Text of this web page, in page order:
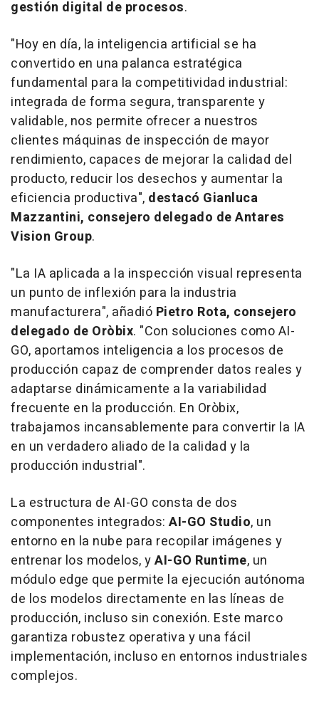
gestión digital de procesos.
"Hoy en día, la inteligencia artificial se ha
convertido en una palanca estratégica
fundamental para la competitividad industrial:
integrada de forma segura, transparente y
validable, nos permite ofrecer a nuestros
clientes máquinas de inspección de mayor
rendimiento, capaces de mejorar la calidad del
producto, reducir los desechos y aumentar la
eficiencia productiva", destacó Gianluca
Mazzantini, consejero delegado de Antares
Vision Group.
"La IA aplicada a la inspección visual representa
un punto de inflexión para la industria
manufacturera", añadió Pietro Rota, consejero
delegado de Oròbix. "Con soluciones como AI-
GO, aportamos inteligencia a los procesos de
producción capaz de comprender datos reales y
adaptarse dinámicamente a la variabilidad
frecuente en la producción. En Oròbix,
trabajamos incansablemente para convertir la IA
en un verdadero aliado de la calidad y la
producción industrial".
La estructura de AI-GO consta de dos
componentes integrados: AI-GO Studio, un
entorno en la nube para recopilar imágenes y
entrenar los modelos, yAI-GO Runtime, un
módulo edge que permite la ejecución autónoma
de los modelos directamente en las líneas de
producción, incluso sin conexión. Este marco
garantiza robustez operativa y una fácil
implementación, incluso en entornos industriales
complejos.